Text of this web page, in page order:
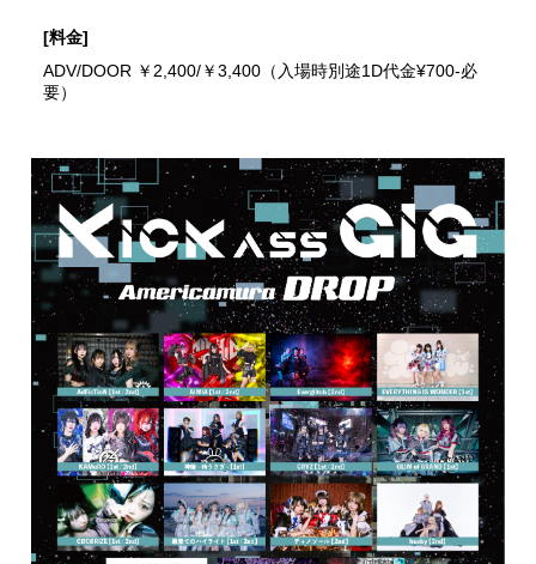
[料金]
ADV/DOOR ￥2,400/￥3,400（入場時別途1D代金¥700-必
要）